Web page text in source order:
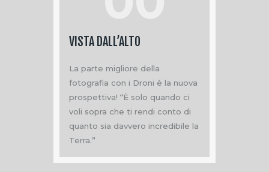
VISTA DALL’ALTO
La parte migliore della
fotografia con i Droni è la nuova
prospettiva! “È solo quando ci
voli sopra che ti rendi conto di
quanto sia davvero incredibile la
Terra.”